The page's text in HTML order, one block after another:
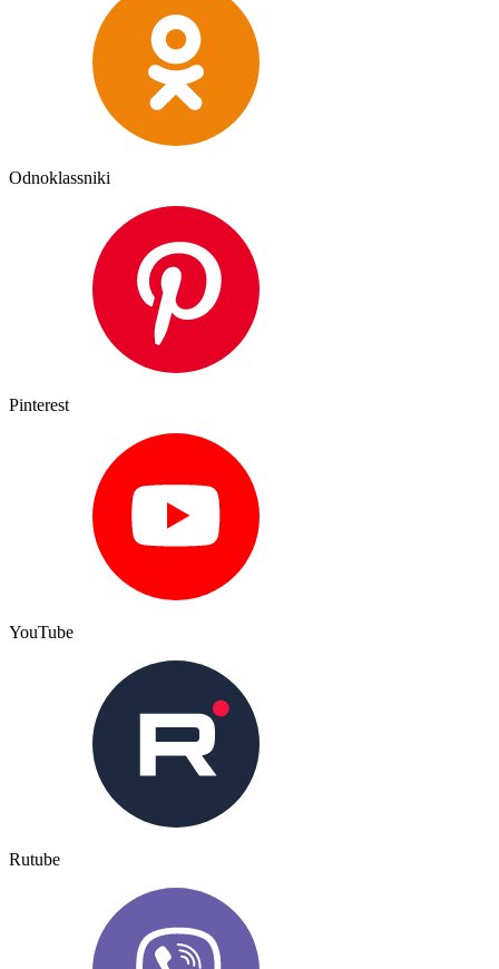
Odnoklassniki
Pinterest
YouTube
Rutube